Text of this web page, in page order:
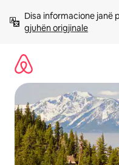
përmbajtja
Disa informacione
gjuhën origjinale